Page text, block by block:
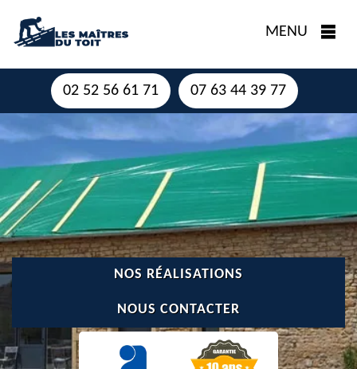
MENU
02 52 56 61 71 07 63 44 39 77
NOS RÉALISATIONS
NOUS CONTACTER